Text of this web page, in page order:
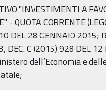
"INVESTIMENTI A
- QUOTA CORRENTE
DEL 28 GENNAIO 2015;
DEC. C (2015) 928 DEL
dell’Economia e